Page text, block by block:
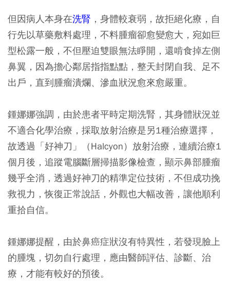
但因病人本身在洗腎 ，身體較衰弱，故拒絕化療，自
行先以草藥敷料處理，不料腫瘤卻愈變愈大，宛如巨
型松露一般，不但壓迫雙眼無法睜開，還啃食掉左側
鼻翼，因為擔心鄰居指指點點，整天封閉自我、足不
出戶，直到腫瘤潰爛、滲血狀況愈來愈嚴重。
鍾娜娜強調，由於患者平時定期洗腎，其身體狀況並
不適合化學治療，採取放射治療是另1種治療選擇，
故透過「好神刀」（Halcyon）放射治療，連續治療1
個月後，追蹤電腦斷層掃描影像檢查，顯示鼻部腫瘤
幾乎全消，透過好神刀的精準定位技術，不但成功挽
救視力，恢復正常說話，外觀也大幅改善，讓他順利
重拾自信。
鍾娜娜提醒，由於鼻癌症狀沒有特異性，若發現臉上
的腫塊，切勿自行處理，應由醫師評估、診斷、治
療，才能有較好的預後。